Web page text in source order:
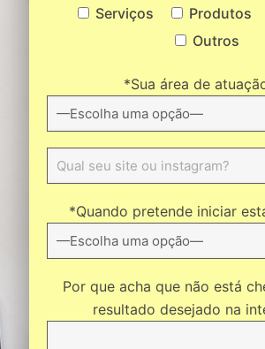
Serviços
Produtos
Outros
*Sua área de
*Quando pretende iniciar
Por que acha que não está
resultado desejado na